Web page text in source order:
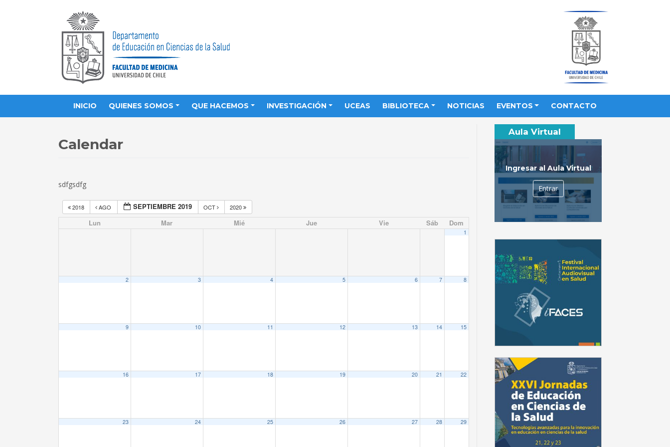
INICIO QUIENES SOMOS QUE HACEMOS INVESTIGACIÓN UCEAS BIBLIOTECA NOTICIAS EVENTOS CONTACTO
Calendar
sdfgsdfg
2018 AGO SEPTIEMBRE 2019 OCT 2020
Lun Mar Mié Jue Vie Sáb Dom
1
2 3 4 5 6 7 8
9 10 11 12 13 14 15
16 17 18 19 20 21 22
23 24 25 26 27 28 29
Aula Virtual
Ingresar al Aula Virtual
Entrar